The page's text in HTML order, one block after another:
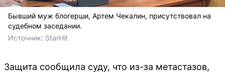
Бывший муж блогерши, Артем Чекалин, присутствовал на
судебном заседании.
Источник: StarHit
Защита сообщила суду, что из-за метастазов,